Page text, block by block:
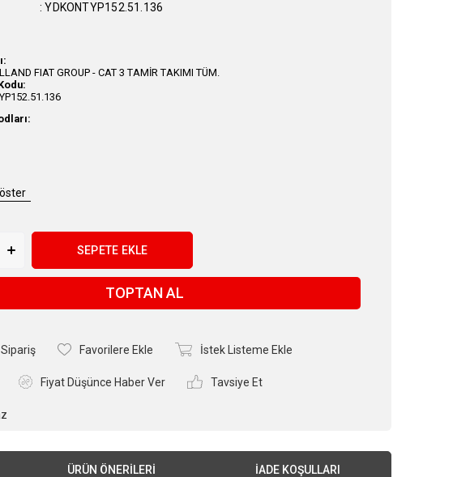
: YDKONTYP152.51.136
FIAT GROUP - CAT 3 TAMİR TAKIMI TÜM.
TOPTAN AL
Favorilere Ekle İstek Listeme Ekle
Fiyat Düşünce Haber Ver Tavsiye Et
ÜRÜN ÖNERILERI İADE KOŞULLARI